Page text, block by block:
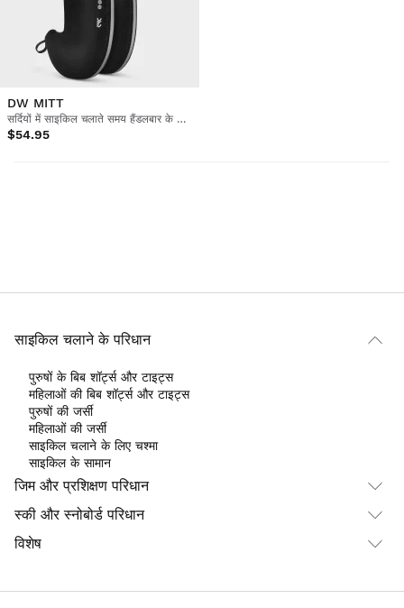
DW MITT
सर्दियों में साइकिल चलाते समय हैंडलबार के लिए दस्ताने
$54.95
साइकिल चलाने के परिधान
पुरुषों के बिब शॉर्ट्स और टाइट्स
महिलाओं की बिब शॉर्ट्स और टाइट्स
पुरुषों की जर्सी
महिलाओं की जर्सी
साइकिल चलाने के लिए चश्मा
साइकिल के सामान
जिम और प्रशिक्षण परिधान
स्की और स्नोबोर्ड परिधान
विशेष